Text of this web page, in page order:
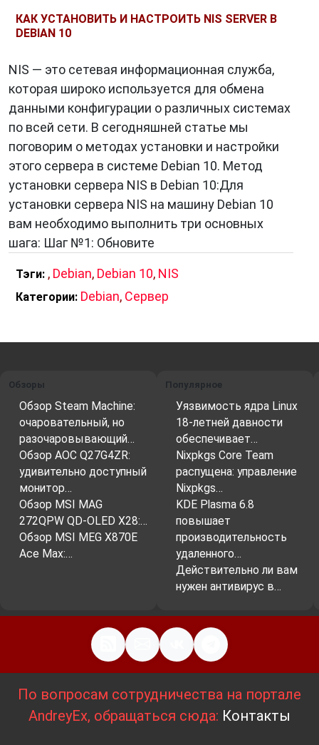
КАК УСТАНОВИТЬ И НАСТРОИТЬ NIS SERVER В
DEBIAN 10
NIS — это сетевая информационная служба,
которая широко используется для обмена
данными конфигурации о различных системах
по всей сети. В сегодняшней статье мы
поговорим о методах установки и настройки
этого сервера в системе Debian 10. Метод
установки сервера NIS в Debian 10:Для
установки сервера NIS на машину Debian 10
вам необходимо выполнить три основных
шага: Шаг №1: Обновите
Тэги: , Debian, Debian 10, NIS
Категории: Debian, Сервер
Обзоры
Обзор Steam Machine:
очаровательный, но
разочаровывающий…
Обзор AOC Q27G4ZR:
удивительно доступный
монитор…
Обзор MSI MAG
272QPW QD-OLED X28:…
Обзор MSI MEG X870E
Ace Max:…
Популярное
Уязвимость ядра Linux
18-летней давности
обеспечивает…
Nixpkgs Core Team
распущена: управление
Nixpkgs…
KDE Plasma 6.8
повышает
производительность
удаленного…
Действительно ли вам
нужен антивирус в…
По вопросам сотрудничества на портале
AndreyEx, обращаться сюда: Контакты